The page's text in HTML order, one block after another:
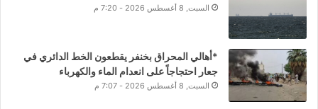
السبت, 8 أغسطس 2026 - 7:20 م
*أهالي المحراق بخنفر يقطعون الخط الدائري في
جعار احتجاجاً على انعدام الماء والكهرباء
السبت, 8 أغسطس 2026 - 7:07 م